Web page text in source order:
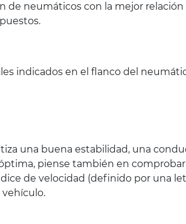
neumáticos con la mejor relación
indicados en el flanco del
una buena estabilidad, una
piense también en
de velocidad (definido por una